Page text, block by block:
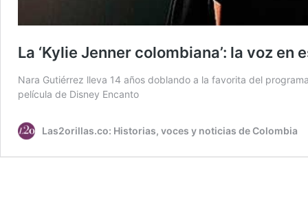
La ‘Kylie Jenner colombiana’: la voz
Nara Gutiérrez lleva 14 años doblando a la favorita del
película de Disney Encanto
Las2orillas.co: Historias, voces y noticias de Colombia